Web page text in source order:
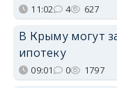
11:02 4 627
В Крыму могут
ипотеку
09:01 0 1797